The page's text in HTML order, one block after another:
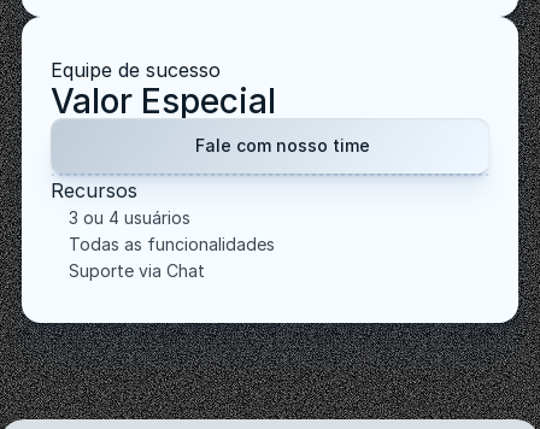
Equipe de sucesso
Valor Especial
Fale com nosso time
Recursos
3 ou 4 usuários
Todas as funcionalidades
Suporte via Chat